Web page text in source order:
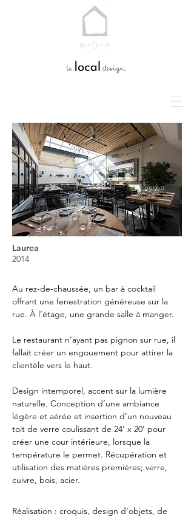
Laurea
2014
Au rez-de-chaussée, un bar à cocktail
offrant une fenestration généreuse sur la
rue. À l’étage, une grande salle à manger.
Le restaurant n’ayant pas pignon sur rue, il
fallait créer un engouement pour attirer la
clientèle vers le haut.
Design intemporel, accent sur la lumière
naturelle. Conception d’une ambiance
légère et aérée et insertion d’un nouveau
toit de verre coulissant de 24’ x 20’ pour
créer une cour intérieure, lorsque la
température le permet. Récupération et
utilisation des matières premières; verre,
cuivre, bois, acier.​
Réalisation : croquis, design d’objets, de